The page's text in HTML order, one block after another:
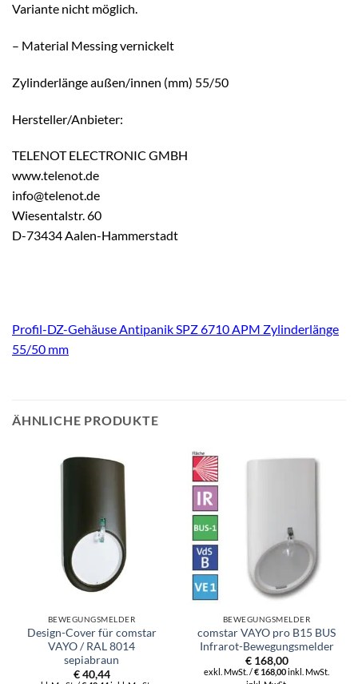
Variante nicht möglich.
– Material Messing vernickelt
Zylinderlänge außen/innen (mm) 55/50
Hersteller/Anbieter:
TELENOT ELECTRONIC GMBH
www.telenot.de
info@telenot.de
Wiesentalstr. 60
D-73434 Aalen-Hammerstadt
Profil-DZ-Gehäuse Antipanik SPZ 6710 APM Zylinderlänge
55/50 mm
ÄHNLICHE PRODUKTE
BEWEGUNGSMELDER
Design-Cover für comstar
VAYO / RAL 8014
sepiabraun
€40,44
BEWEGUNGSMELDER
comstar VAYO pro B15 BUS
Infrarot-Bewegungsmelder
€168,00
exkl. MwSt. /€ 168,00inkl. MwSt.